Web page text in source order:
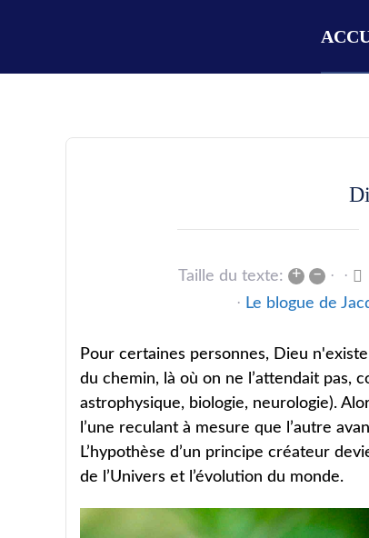
Taille du texte: + –
Le blogue de
Pour certaines personnes, Dieu
du chemin, là où on ne l’attendait pas,
astrophysique, biologie, neurologie).
l’une reculant à mesure que l’autre
L’hypothèse d’un principe créateur
de l’Univers et l’évolution du monde.